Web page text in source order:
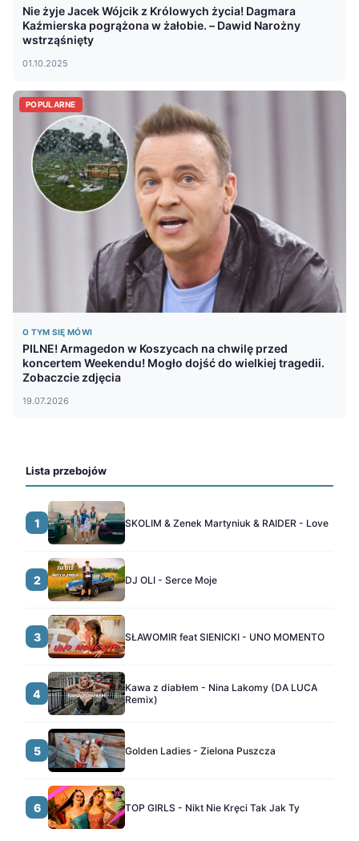
Nie żyje Jacek Wójcik z Królowych życia! Dagmara
Kaźmierska pogrążona w żałobie. – Dawid Narożny
wstrząśnięty
01.10.2025
POPULARNE
O TYM SIĘ MÓWI
PILNE! Armagedon w Koszycach na chwilę przed
koncertem Weekendu! Mogło dojść do wielkiej tragedii.
Zobaczcie zdjęcia
19.07.2026
Lista przebojów
1 SKOLIM & Zenek Martyniuk & RAIDER - Love
2 DJ OLI - Serce Moje
3 SŁAWOMIR feat SIENICKI - UNO MOMENTO
4
Kawa z diabłem - Nina Lakomy (DA LUCA
Remix)
5 Golden Ladies - Zielona Puszcza
6 TOP GIRLS - Nikt Nie Kręci Tak Jak Ty